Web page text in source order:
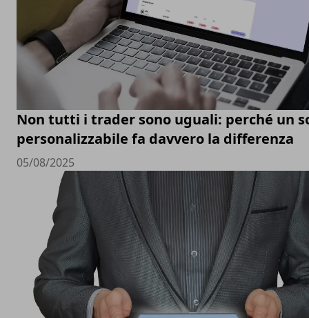
Non tutti i trader sono uguali: perché un
personalizzabile fa davvero la differenza
05/08/2025